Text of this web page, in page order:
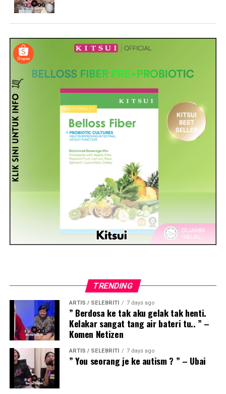
TRENDING
ARTIS / SELEBRITI 7 days ago
” Berdosa ke tak aku gelak tak henti.
Kelakar sangat tang air bateri tu.. ” –
Komen Netizen
ARTIS / SELEBRITI 7 days ago
” You seorang je ke autism ? ” – Ubai